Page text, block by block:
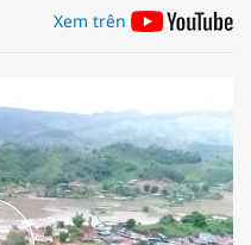
Xem trên